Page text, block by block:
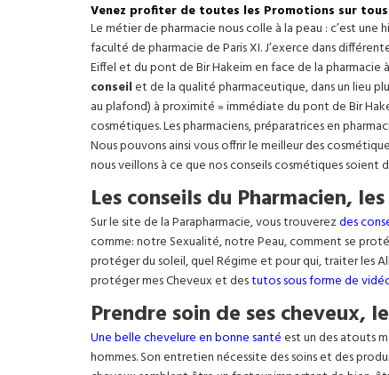
Venez profiter de toutes les Promotions sur
Le métier de pharmacie nous colle à la peau : c’est
faculté de pharmacie de Paris XI. J’exerce dans
Eiffelet du pont de Bir Hakeim en face de la pharmacie
conseilet de la qualité pharmaceutique, dans un lieu
au plafond) à proximité » immédiate du pont de Bir
cosmétiques. Les pharmaciens, préparatrices en
Nous pouvons ainsi vous offrir le meilleur des
nous veillons à ce que nos conseils cosmétiques soient
Les conseils du Pharmacien,
Sur le site de la Parapharmacie, vous trouverezdes
comme: notre Sexualité, notre Peau, comment se
protéger du soleil, quel Régime et pour qui, traiter les
protéger mes Cheveux et destutos sous forme de
Prendre soin de ses cheveux,
Une belle chevelure en bonne santéest un des atouts
hommes. Son entretien nécessite des soins et des